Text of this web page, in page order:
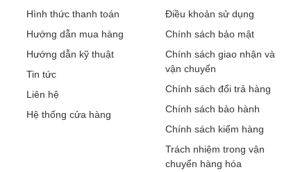
Hình thức thanh toán
Hướng dẫn mua hàng
Hướng dẫn kỹ thuật
Tin tức
Liên hệ
Hệ thống cửa hàng
Điều khoản sử dụng
Chính sách bảo mật
Chính sách giao nhận và
vận chuyển
Chính sách đổi trả hàng
Chính sách bảo hành
Chính sách kiểm hàng
Trách nhiệm trong vận
chuyển hàng hóa